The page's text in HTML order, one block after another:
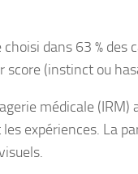
dans 63 % des
(instinct ou
médicale
expériences. La